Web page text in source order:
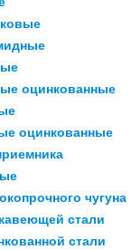
оцинкованные
оцинкованные
чугуна
стали
стали